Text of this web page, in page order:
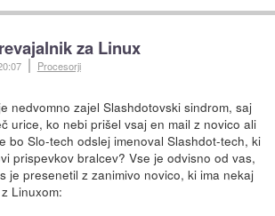
za Linux
Procesorji
nedvomno zajel Slashdotovski sindrom, saj
urice, ko nebi prišel vsaj en mail z novico ali
bo Slo-tech odslej imenoval Slashdot-tech, ki
prispevkov bralcev? Vse je odvisno od vas,
je presenetil z zanimivo novico, ki ima nekaj
Linuxom: